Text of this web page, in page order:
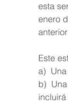
esta
enero
Este
a)
b)